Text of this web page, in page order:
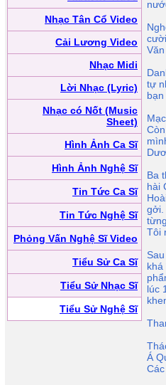
Nhạc Tân Cổ Video
Cải Lương Video
Nhạc Midi
Lời Nhạc (Lyric)
Nhạc có Nốt (Music
Sheet)
Hình Ảnh Ca Sĩ
Hình Ảnh Nghệ Sĩ
Tin Tức Ca Sĩ
Tin Tức Nghệ Sĩ
Phỏng Vấn Nghệ Sĩ Video
Tiểu Sử Ca Sĩ
Tiểu Sử Nhạc Sĩ
Tiểu Sử Nghệ Sĩ
tự
bạn
Ba
hài
gởi.
Tôi
khá
lúc
Á